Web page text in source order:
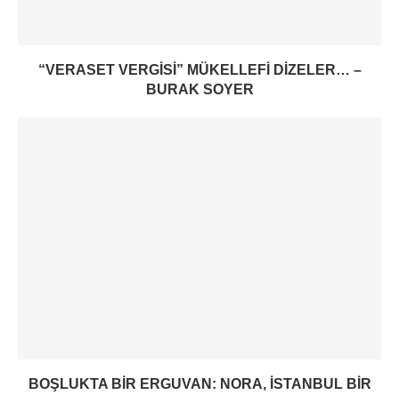
“VERASET VERGISI” MÜKELLEFI DIZELER… –
BURAK SOYER
BOŞLUKTA BIR ERGUVAN: NORA, İSTANBUL BIR